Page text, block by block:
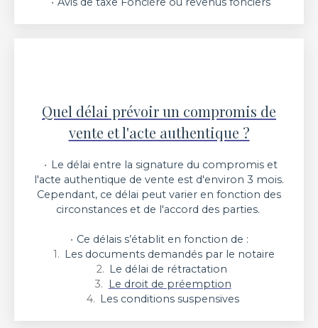
Quel délai prévoir un compromis de
vente et l'acte authentique ?
Le délai entre la signature du compromis et
l'acte authentique de vente est d'environ 3 mois.
Cependant, ce délai peut varier en fonction des
circonstances et de l'accord des parties.
Ce délais s’établit en fonction de :
Les documents demandés par le notaire
Le délai de rétractation
Le droit de préemption
Les conditions suspensives